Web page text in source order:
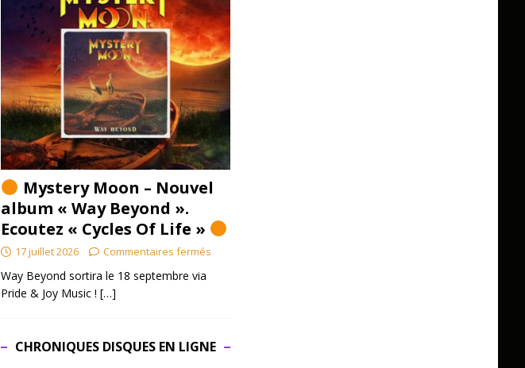
Mystery Moon – Nouvel
album « Way Beyond ».
Ecoutez « Cycles Of Life »
17 juillet 2026 Commentaires fermés
Way Beyond sortira le 18 septembre via
Pride & Joy Music ! […]
CHRONIQUES DISQUES EN LIGNE